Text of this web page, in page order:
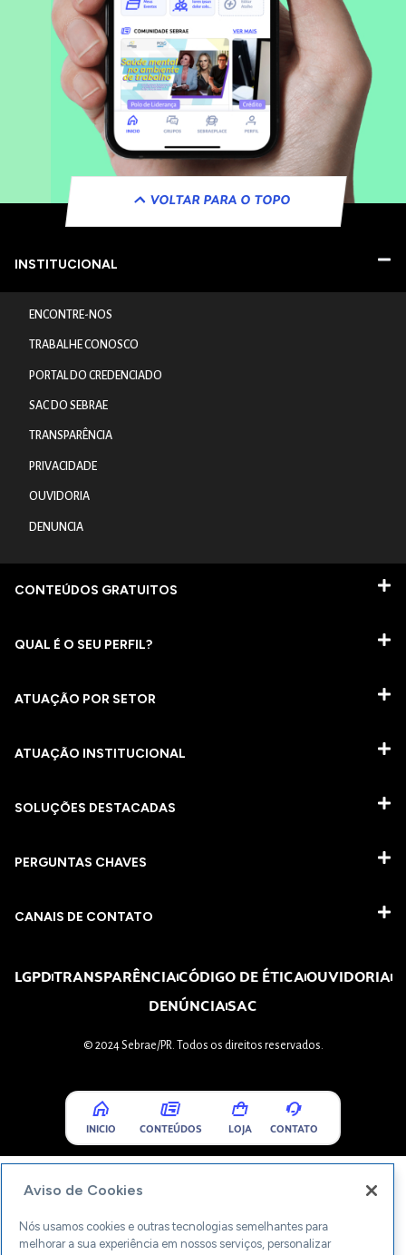
VOLTAR PARA O TOPO
INSTITUCIONAL
ENCONTRE-NOS
TRABALHE CONOSCO
PORTAL DO CREDENCIADO
SAC DO SEBRAE
TRANSPARÊNCIA
PRIVACIDADE
OUVIDORIA
DENUNCIA
CONTEÚDOS GRATUITOS
QUAL É O SEU PERFIL?
ATUAÇÃO POR SETOR
ATUAÇÃO INSTITUCIONAL
SOLUÇÕES DESTACADAS
PERGUNTAS CHAVES​
CANAIS DE CONTATO
LGPDTRANSPARÊNCIACÓDIGO DE ÉTICAOUVIDORIA
DENÚNCIASAC
© 2024 Sebrae/PR. Todos os direitos reservados.
INICIO CONTEÚDOS LOJA CONTATO
Aviso de Cookies
Nós usamos cookies e outras tecnologias semelhantes para
melhorar a sua experiência em nossos serviços, personalizar